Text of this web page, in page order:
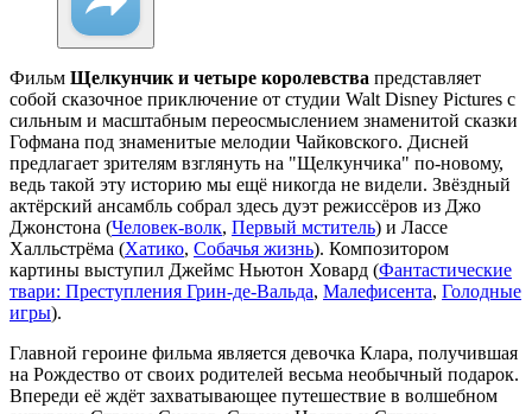
Фильм Щелкунчик и четыре королевства представляет
собой сказочное приключение от студии Walt Disney Pictures с
сильным и масштабным переосмыслением знаменитой сказки
Гофмана под знаменитые мелодии Чайковского. Дисней
предлагает зрителям взглянуть на "Щелкунчика" по-новому,
ведь такой эту историю мы ещё никогда не видели. Звёздный
актёрский ансамбль собрал здесь дуэт режиссёров из Джо
Джонстона (Человек-волк, Первый мститель) и Лассе
Халльстрёма (Хатико, Собачья жизнь). Композитором
картины выступил Джеймс Ньютон Ховард (Фантастические
твари: Преступления Грин-де-Вальда, Малефисента, Голодные
игры).
Главной героине фильма является девочка Клара, получившая
на Рождество от своих родителей весьма необычный подарок.
Впереди её ждёт захватывающее путешествие в волшебном